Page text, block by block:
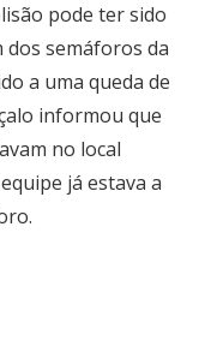
pode ter sido
semáforos da
a uma queda de
informou que
no local
já estava a